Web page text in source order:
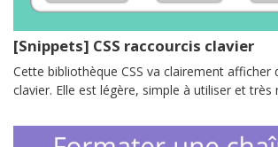
[Snippets] CSS raccourcis clavier
Cette bibliothèque CSS va clairement afficher
clavier. Elle est légère, simple à utiliser et très